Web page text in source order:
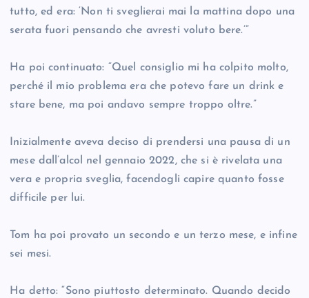
tutto, ed era: ‘Non ti sveglierai mai la mattina dopo una
serata fuori pensando che avresti voluto bere.’”
Ha poi continuato: “Quel consiglio mi ha colpito molto,
perché il mio problema era che potevo fare un drink e
stare bene, ma poi andavo sempre troppo oltre.”
Inizialmente aveva deciso di prendersi una pausa di un
mese dall’alcol nel gennaio 2022, che si è rivelata una
vera e propria sveglia, facendogli capire quanto fosse
difficile per lui.
Tom ha poi provato un secondo e un terzo mese, e infine
sei mesi.
Ha detto: “Sono piuttosto determinato. Quando decido